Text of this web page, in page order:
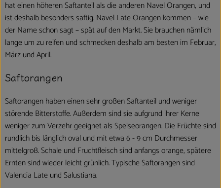
hat einen höheren Saftanteil als die anderen Navel Orangen, und
ist deshalb besonders saftig. Navel Late Orangen kommen – wie
der Name schon sagt – spät auf den Markt. Sie brauchen nämlich
lange um zu reifen und schmecken deshalb am besten im Februar,
März und April.
Saftorangen
Saftorangen haben einen sehr großen Saftanteil und weniger
störende Bitterstoffe. Außerdem sind sie aufgrund ihrer Kerne
weniger zum Verzehr geeignet als Speiseorangen. Die Früchte sind
rundlich bis länglich oval und mit etwa 6 - 9 cm Durchmesser
mittelgroß. Schale und Fruchtfleisch sind anfangs orange, spätere
Ernten sind wieder leicht grünlich. Typische Saftorangen sind
Valencia Late und Salustiana.